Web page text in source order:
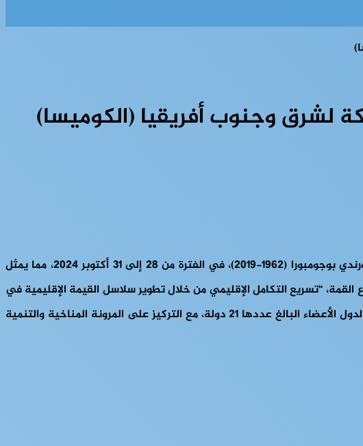
لشرق وجنوب أفريقيا (الكوميسا)
انعقدت القمة الثالثة والعشرون لرؤساء دول وحكومات السوق المشتركة لشرق وجنوب أفريقيا في العاصمة السابقة لبورندي بوجومبورا (1962-2019)، في الفترة من 28 إلى 31 أكتوبر 2024، مما يمثل
“تسريع التكامل الإقليمي من خلال تطوير سلاسل القيمة الإقليمية في
الزراعة والتعدين والسياحة والمقاومة للتغييرات المناخية”، على التزام الكوميسا المستمر بتعزيز التكامل الاقتصادي بين الدول الأعضاء البالغ عددها 21 دولة، مع التركيز على المرونة المناخية والتنمية